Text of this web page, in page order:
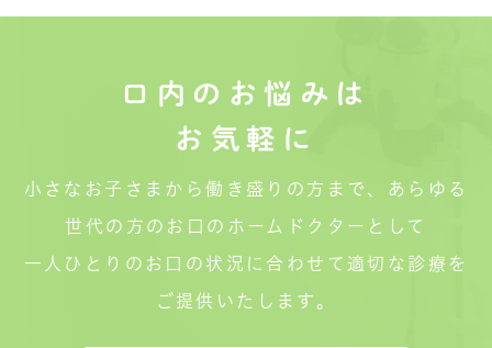
口内のお悩みは
お気軽に
小さなお子さまから働き盛りの方まで、あらゆる
世代の方のお口のホームドクターとして
一人ひとりのお口の状況に合わせて適切な診療を
ご提供いたします。